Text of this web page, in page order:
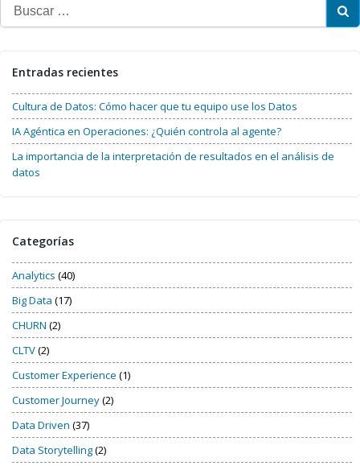
Buscar:
Entradas recientes
Cultura de Datos: Cómo hacer que tu equipo use los Datos
IA Agéntica en Operaciones: ¿Quién controla al agente?
La importancia de la interpretación de resultados en el análisis de
datos
Categorías
Analytics (40)
Big Data (17)
CHURN (2)
CLTV(2)
Customer Experience (1)
Customer Journey(2)
Data Driven (37)
Data Storytelling(2)